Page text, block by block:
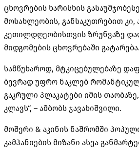
ცხოვრების ხარისხის
მოსახლეობის, განსაკუთრებით
კეთილდღეობისთვის ზრუნვაზე
მიდგომების ცხოვრებაში გატარება.
სამწუხაროდ, მტკიცებულებაზე
ბევრად უფრო ნაკლებ
გაკრული პლაკატები იმის
კლავს“, – ამბობს ჯავახიშვილი.
მოშერი & აკინის ნაშრომში
კამპანიების მიზანი ასეა